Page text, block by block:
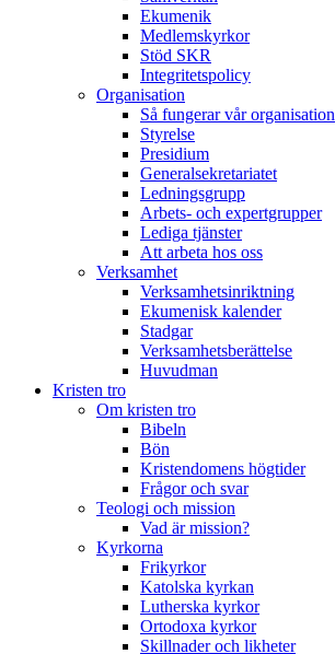
Ekumenik
Medlemskyrkor
Stöd SKR
Integritetspolicy
Organisation
Så fungerar vår organisation
Styrelse
Presidium
Generalsekretariatet
Ledningsgrupp
Arbets- och expertgrupper
Lediga tjänster
Att arbeta hos oss
Verksamhet
Verksamhetsinriktning
Ekumenisk kalender
Stadgar
Verksamhetsberättelse
Huvudman
Kristen tro
Om kristen tro
Bibeln
Bön
Kristendomens högtider
Frågor och svar
Teologi och mission
Vad är mission?
Kyrkorna
Frikyrkor
Katolska kyrkan
Lutherska kyrkor
Ortodoxa kyrkor
Skillnader och likheter